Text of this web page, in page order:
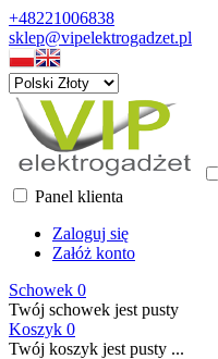
+48221006838
sklep@vipelektrogadzet.pl
Panel klienta
Zaloguj się
Załóż konto
Schowek 0
Twój schowek jest pusty
Koszyk 0
Twój koszyk jest pusty ...